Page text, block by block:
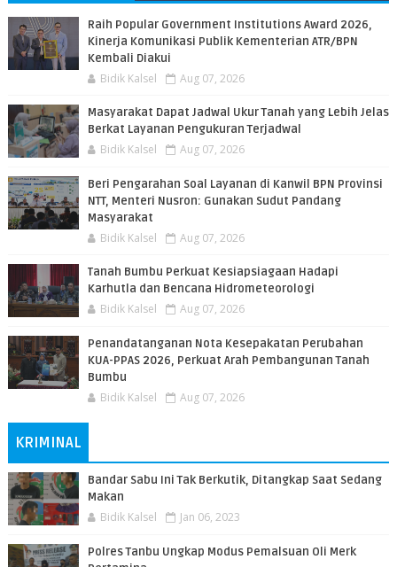
Raih Popular Government Institutions Award 2026,
Kinerja Komunikasi Publik Kementerian ATR/BPN
Kembali Diakui
Bidik Kalsel Aug 07, 2026
Masyarakat Dapat Jadwal Ukur Tanah yang Lebih Jelas
Berkat Layanan Pengukuran Terjadwal
Bidik Kalsel Aug 07, 2026
Beri Pengarahan Soal Layanan di Kanwil BPN Provinsi
NTT, Menteri Nusron: Gunakan Sudut Pandang
Masyarakat
Bidik Kalsel Aug 07, 2026
Tanah Bumbu Perkuat Kesiapsiagaan Hadapi
Karhutla dan Bencana Hidrometeorologi
Bidik Kalsel Aug 07, 2026
Penandatanganan Nota Kesepakatan Perubahan
KUA-PPAS 2026, Perkuat Arah Pembangunan Tanah
Bumbu
Bidik Kalsel Aug 07, 2026
KRIMINAL
Bandar Sabu Ini Tak Berkutik, Ditangkap Saat Sedang
Makan
Bidik Kalsel Jan 06, 2023
Polres Tanbu Ungkap Modus Pemalsuan Oli Merk